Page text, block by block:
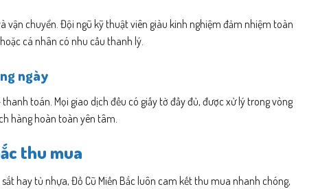
vận chuyển. Đội ngũ kỹ thuật viên giàu kinh nghiệm đảm nhiệm toàn
cá nhân có nhu cầu thanh lý.
ngày
toán. Mọi giao dịch đều có giấy tờ đầy đủ, được xử lý trong vòng
hàng hoàn toàn yên tâm.
thu mua
hay tủ nhựa, Đồ Cũ Miền Bắc luôn cam kết thu mua nhanh chóng,